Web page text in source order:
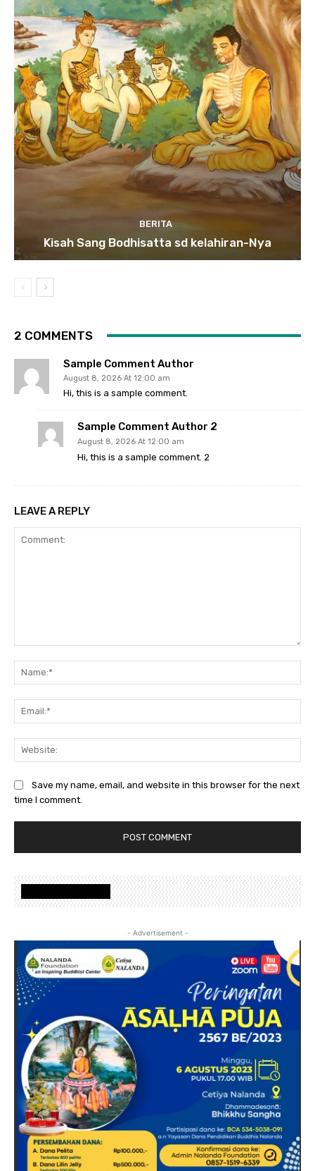
BERITA
Kisah Sang Bodhisatta sd kelahiran-Nya
2 COMMENTS
Sample Comment Author
August 8, 2026 At 12:00 am
Hi, this is a sample comment.
Sample Comment Author 2
August 8, 2026 At 12:00 am
Hi, this is a sample comment. 2
LEAVE A REPLY
Save my name, email, and website in this browser for the next
time I comment.
- Advertisement -